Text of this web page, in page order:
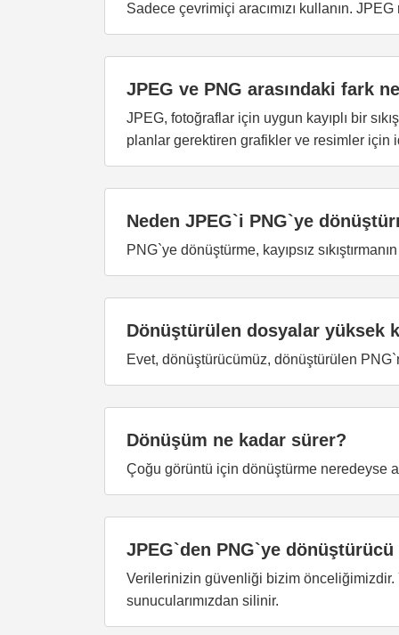
Sadece çevrimiçi aracımızı kullanın.
JPEG ve PNG arasındaki fark
JPEG, fotoğraflar için uygun kayıplı bir
planlar gerektiren grafikler ve resimler için
Neden JPEG`i PNG`ye
PNG`ye dönüştürme, kayıpsız
Dönüştürülen dosyalar yüksek
Evet, dönüştürücümüz, dönüştürülen
Dönüşüm ne kadar sürer?
Çoğu görüntü için dönüştürme neredeyse
JPEG`den PNG`ye
Verilerinizin güvenliği bizim önceliğimizdir.
sunucularımızdan silinir.